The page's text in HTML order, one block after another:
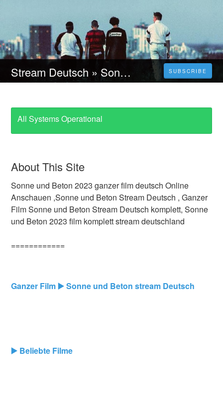
Stream Deutsch » Sonne und Beton Ganzer film deutsch kostenlos Online Anschauen SUBSCRIBE
All Systems Operational
About This Site
Sonne und Beton 2023 ganzer film deutsch Online
Anschauen ,Sonne und Beton Stream Deutsch , Ganzer
Film Sonne und Beton Stream Deutsch komplett, Sonne
und Beton 2023 film komplett stream deutschland
============
Ganzer Film ▶️ Sonne und Beton stream Deutsch
▶️ Beliebte Filme